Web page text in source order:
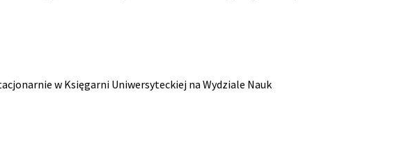
w Księgarni Uniwersyteckiej na Wydziale Nauk